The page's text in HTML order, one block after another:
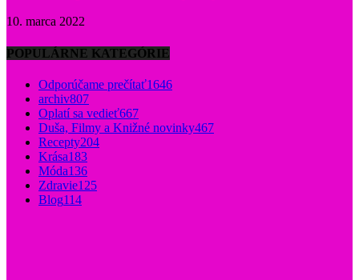
10. marca 2022
POPULÁRNE KATEGÓRIE
Odporúčame prečítať1646
archiv807
Oplatí sa vedieť667
Duša, Filmy a Knižné novinky467
Recepty204
Krása183
Móda136
Zdravie125
Blog114